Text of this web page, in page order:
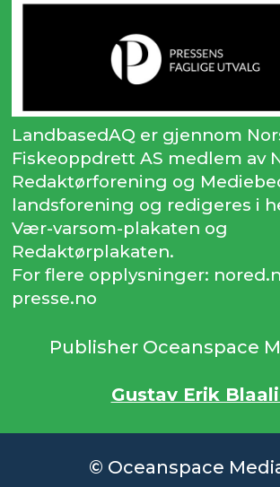
LandbasedAQ er gjennom
Fiskeoppdrett AS medlem av
Redaktørforening og
landsforening og redigeres i
Vær-varsom-plakaten og
Redaktørplakaten.
For flere opplysninger:
presse.no
Publisher Oceanspace
Gustav Erik
© Oceanspace